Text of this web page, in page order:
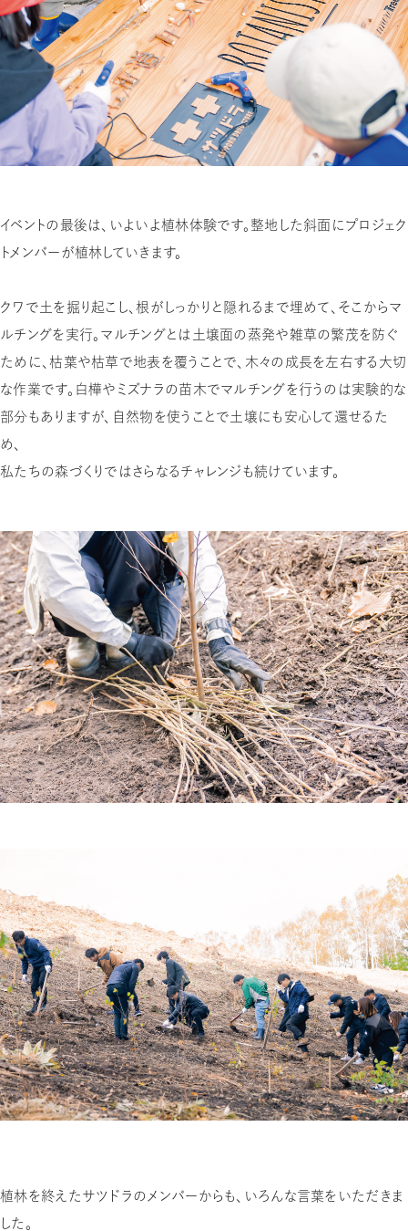
イベントの最後は、いよいよ植林体験です。整地した斜面にプロジェク
トメンバーが植林していきます。
クワで土を掘り起こし、根がしっかりと隠れるまで埋めて、そこからマ
ルチングを実行。マルチングとは土壌面の蒸発や雑草の繁茂を防ぐ
ために、枯葉や枯草で地表を覆うことで、木々の成長を左右する大切
な作業です。白樺やミズナラの苗木でマルチングを行うのは実験的な
部分もありますが、自然物を使うことで土壌にも安心して還せるた
め、
私たちの森づくりではさらなるチャレンジも続けています。
植林を終えたサツドラのメンバーからも、いろんな言葉をいただきま
した。